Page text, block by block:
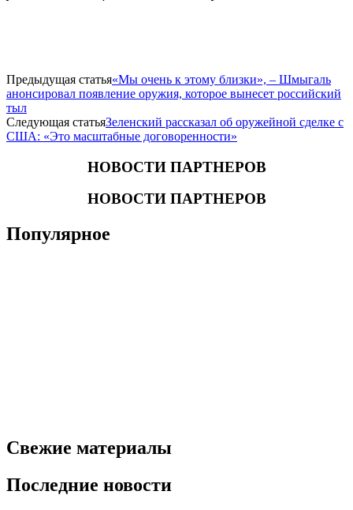
Предыдущая статья«Мы очень к этому близки», – Шмыгаль
анонсировал появление оружия, которое вынесет российский
тыл
Следующая статьяЗеленский рассказал об оружейной сделке с
США: «Это масштабные договоренности»
НОВОСТИ ПАРТНЕРОВ
НОВОСТИ ПАРТНЕРОВ
Популярное
Свежие материалы
Последние новости